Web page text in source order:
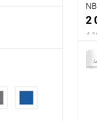
2
4